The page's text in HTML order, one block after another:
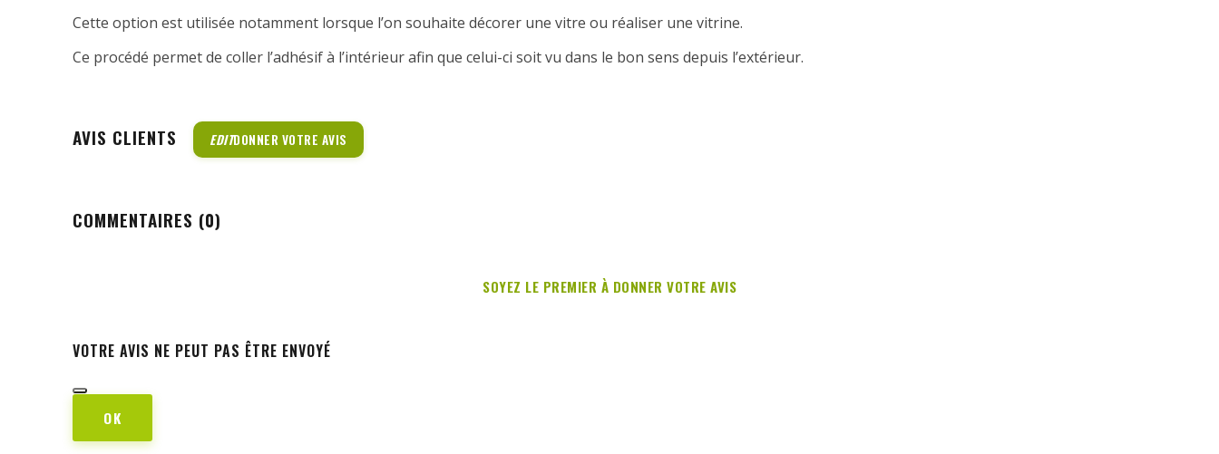
Cette option est utilisée notamment lorsque l’on souhaite décorer une vitre ou réaliser une vitrine.
Ce procédé permet de coller l’adhésif à l’intérieur afin que celui-ci soit vu dans le bon sens depuis l’extérieur.
AVIS CLIENTS EDITDONNER VOTRE AVIS
COMMENTAIRES (0)
SOYEZ LE PREMIER À DONNER VOTRE AVIS
VOTRE AVIS NE PEUT PAS ÊTRE ENVOYÉ
OK